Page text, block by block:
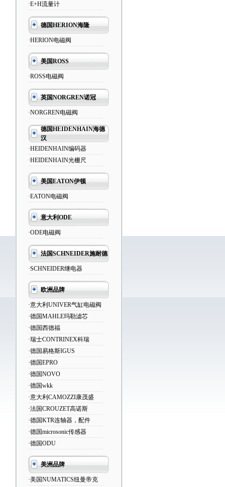
·E+H流量计
德国HERION海隆
·HERION电磁阀
美国ROSS
·ROSS电磁阀
英国NORGREN诺冠
·NORGREN电磁阀
德国HEIDENHAIN海德
汉
·HEIDENHAIN编码器
·HEIDENHAIN光栅尺
美国EATON伊顿
·EATON电磁阀
意大利ODE
·ODE电磁阀
法国SCHNEIDER施耐德
·SCHNEIDER继电器
欧洲品牌
·意大利UNIVER气缸电磁阀
·德国MAHLE玛勒滤芯
·德国西德福
·瑞士CONTRINEX科瑞
·德国易格斯IGUS
·德国EPRO
·德国NOVO
·德国wkk
·意大利CAMOZZI康茂盛
·法国CROUZET高诺斯
·德国KTR连轴器，配件
·德国microsonic传感器
·德国ODU
美洲品牌
·美国NUMATICS纽曼帝克